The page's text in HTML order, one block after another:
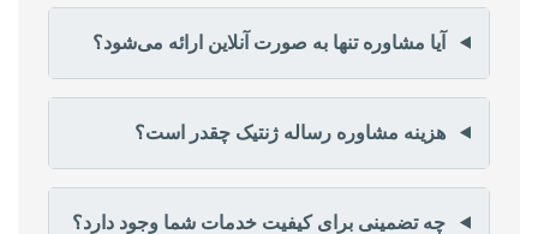
آیا مشاوره تنها به صورت آنلاین ارائه می‌شود؟
هزینه مشاوره رساله ژنتیک چقدر است؟
چه تضمینی برای کیفیت خدمات شما وجود دارد؟